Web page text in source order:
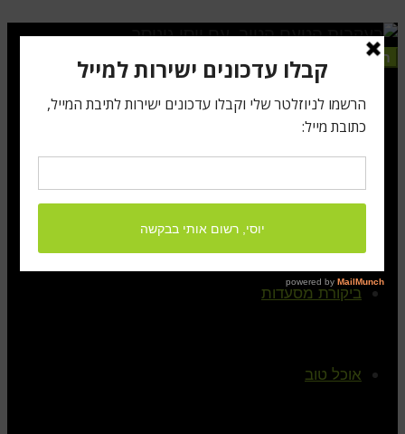
תפריט
ראשי
ביקורת מסעדות
אוכל טוב